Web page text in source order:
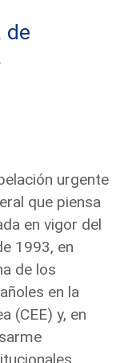
de
urgente
que piensa
en vigor del
1993, en
de los
en la
(CEE) y, en